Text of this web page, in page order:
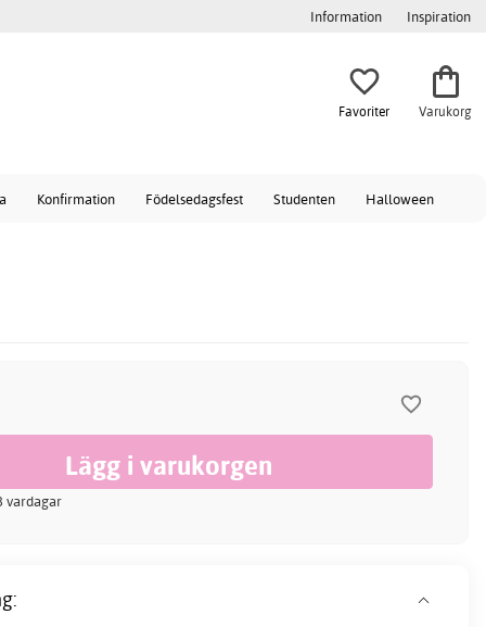
Information Inspiration
Favoriter Varukorg
Konfirmation Födelsedagsfest Studenten Halloween
vardagar